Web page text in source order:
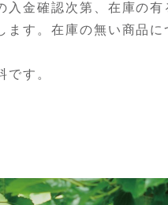
入金確認次第、在庫の有
ます。在庫の無い商品に
です。